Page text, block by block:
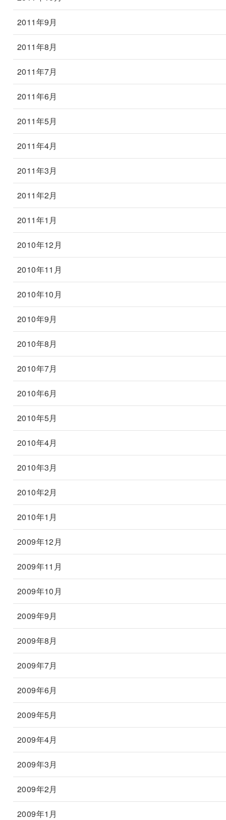
2011年9月
2011年8月
2011年7月
2011年6月
2011年5月
2011年4月
2011年3月
2011年2月
2011年1月
2010年12月
2010年11月
2010年10月
2010年9月
2010年8月
2010年7月
2010年6月
2010年5月
2010年4月
2010年3月
2010年2月
2010年1月
2009年12月
2009年11月
2009年10月
2009年9月
2009年8月
2009年7月
2009年6月
2009年5月
2009年4月
2009年3月
2009年2月
2009年1月